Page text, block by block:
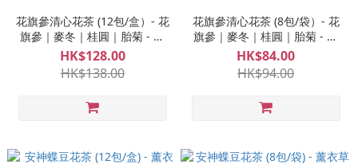
花旗參清心花茶 (12包/盒）- 花
旗參｜麥冬｜桂圓｜胎菊 - 養
生花茶包 #清虛火 #寧心安神 #
提升睡眠質素
HK$128.00
HK$138.00
花旗參清心花茶 (8包/袋）- 花
旗參｜麥冬｜桂圓｜胎菊 - 養
生花茶包 #清虛火 #寧心安神 #
提升睡眠質素
HK$84.00
HK$94.00